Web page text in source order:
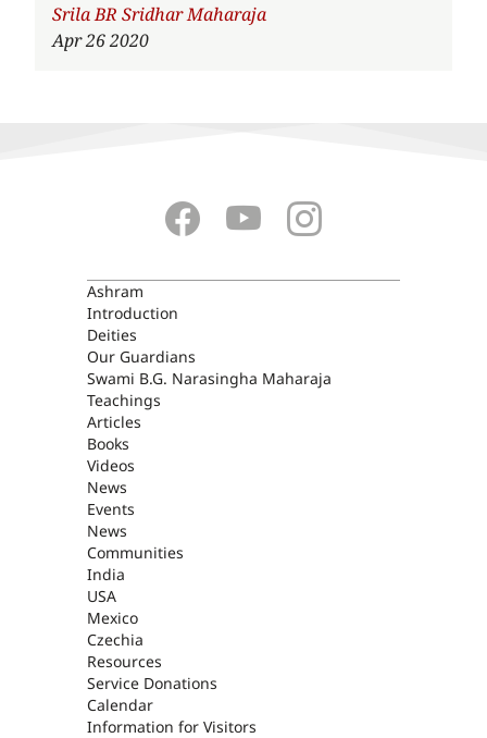
Author
Srila BR Sridhar Maharaja
Apr 26 2020
ASHRAM
Ashram
Introduction
Deities
Our Guardians
Swami B.G. Narasingha Maharaja
Teachings
Articles
Books
Videos
News
Events
News
Communities
India
USA
Mexico
Czechia
Resources
Service Donations
Calendar
Information for Visitors